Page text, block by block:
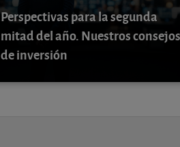
Perspectivas para la segunda
mitad del año. Nuestros consejos
de inversión